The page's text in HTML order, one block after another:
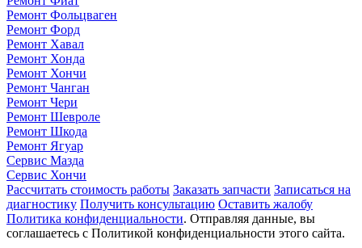
Ремонт Фольцваген
Ремонт Форд
Ремонт Хавал
Ремонт Хонда
Ремонт Хончи
Ремонт Чанган
Ремонт Чери
Ремонт Шевроле
Ремонт Шкода
Ремонт Ягуар
Сервис Мазда
Сервис Хончи
Рассчитать стоимость работы Заказать запчасти Записаться на
диагностику Получить консультацию Оставить жалобу
Политика конфиденциальности. Отправляя данные, вы
соглашаетесь с Политикой конфиденциальности этого сайта.